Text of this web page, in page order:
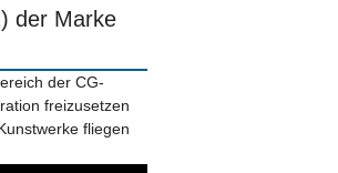
der Marke
der CG-
freizusetzen
fliegen